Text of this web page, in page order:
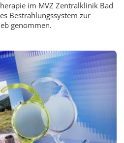
im MVZ Zentralklinik Bad
Bestrahlungssystem zur
genommen.